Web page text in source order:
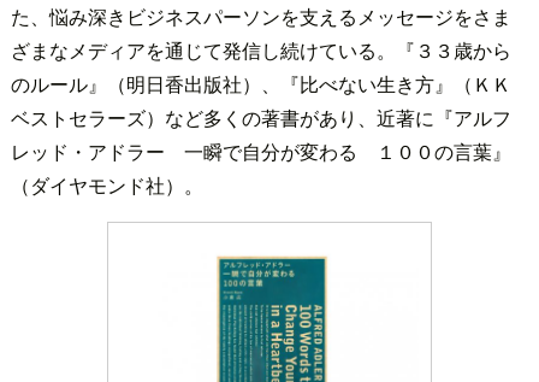
た、悩み深きビジネスパーソンを支えるメッセージをさま
ざまなメディアを通じて発信し続けている。『３３歳から
のルール』（明日香出版社）、『比べない生き方』（ＫＫ
ベストセラーズ）など多くの著書があり、近著に『アルフ
レッド・アドラー 一瞬で自分が変わる １００の言葉』
（ダイヤモンド社）。